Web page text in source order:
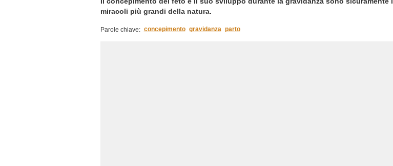
miracoli più grandi della natura.
Parole chiave: concepimento gravidanza parto